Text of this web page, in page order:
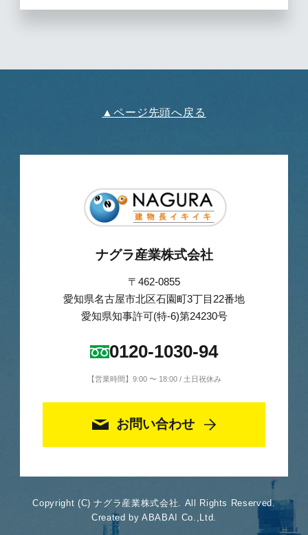
▲ページ先頭へ戻る
Copyright (C) ナグラ産業株式会社. All Rights Reserved.
Created by ABABAI Co.,Ltd.
ナグラ産業株式会社
〒462-0855
愛知県名古屋市北区石園町3丁目22番地
愛知県知事許可(特-6)第24230号
0120-1030-94
【営業時間】9:00 〜 18:00 / 土日祝休み
お問い合わせ